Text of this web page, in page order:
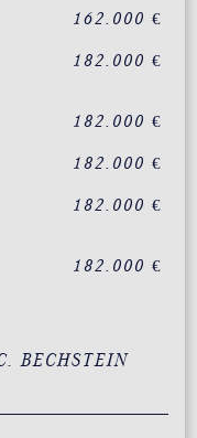
162.000 €
182.000 €
182.000 €
182.000 €
182.000 €
182.000 €
BECHSTEIN